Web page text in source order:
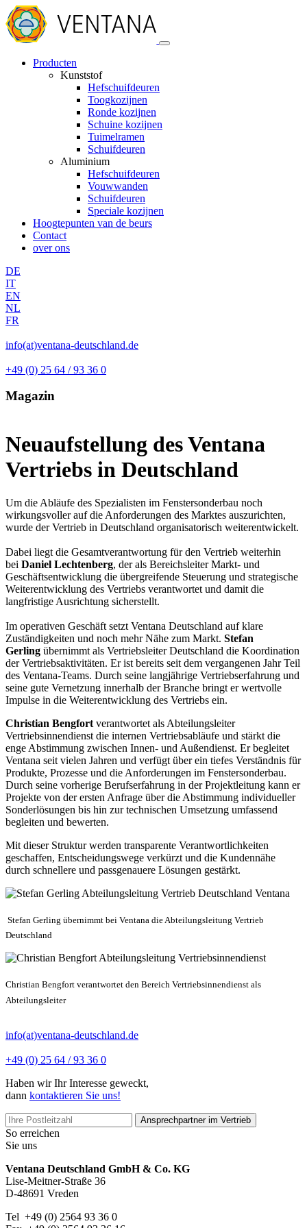
Producten
Kunststof
Hefschuifdeuren
Toogkozijnen
Ronde kozijnen
Schuine kozijnen
Tuimelramen
Schuifdeuren
Aluminium
Hefschuifdeuren
Vouwwanden
Schuifdeuren
Speciale kozijnen
Hoogtepunten van de beurs
Contact
over ons
DE
IT
EN
NL
FR
info(at)ventana-deutschland.de
+49 (0) 25 64 / 93 36 0
Magazin
Neuaufstellung des Ventana
Vertriebs in Deutschland
Um die Abläufe des Spezialisten im Fenstersonderbau noch
wirkungsvoller auf die Anforderungen des Marktes auszurichten,
wurde der Vertrieb in Deutschland organisatorisch weiterentwickelt.
Dabei liegt die Gesamtverantwortung für den Vertrieb weiterhin
bei Daniel Lechtenberg, der als Bereichsleiter Markt- und
Geschäftsentwicklung die übergreifende Steuerung und strategische
Weiterentwicklung des Vertriebs verantwortet und damit die
langfristige Ausrichtung sicherstellt.
Im operativen Geschäft setzt Ventana Deutschland auf klare
Zuständigkeiten und noch mehr Nähe zum Markt. Stefan
Gerling übernimmt als Vertriebsleiter Deutschland die Koordination
der Vertriebsaktivitäten. Er ist bereits seit dem vergangenen Jahr Teil
des Ventana-Teams. Durch seine langjährige Vertriebserfahrung und
seine gute Vernetzung innerhalb der Branche bringt er wertvolle
Impulse in die Weiterentwicklung des Vertriebs ein.
Christian Bengfort verantwortet als Abteilungsleiter
Vertriebsinnendienst die internen Vertriebsabläufe und stärkt die
enge Abstimmung zwischen Innen- und Außendienst. Er begleitet
Ventana seit vielen Jahren und verfügt über ein tiefes Verständnis für
Produkte, Prozesse und die Anforderungen im Fenstersonderbau.
Durch seine vorherige Berufserfahrung in der Projektleitung kann er
Projekte von der ersten Anfrage über die Abstimmung individueller
Sonderlösungen bis hin zur technischen Umsetzung umfassend
begleiten und bewerten.
Mit dieser Struktur werden transparente Verantwortlichkeiten
geschaffen, Entscheidungswege verkürzt und die Kundennähe
durch schnellere und passgenauere Lösungen gestärkt.
Stefan Gerling übernimmt bei Ventana die Abteilungsleitung Vertrieb
Deutschland
Christian Bengfort verantwortet den Bereich Vertriebsinnendienst als
Abteilungsleiter
info(at)ventana-deutschland.de
+49 (0) 25 64 / 93 36 0
Haben wir Ihr Interesse geweckt,
dann kontaktieren Sie uns!
Ansprechpartner im Vertrieb
So erreichen
Sie uns
Ventana Deutschland GmbH & Co. KG
Lise-Meitner-Straße 36
D-48691 Vreden
Tel +49 (0) 2564 93 36 0